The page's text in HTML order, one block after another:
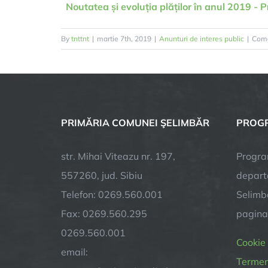
Noutatea și evoluția plăților în anul 2019 -
By tnttnt | martie 7th, 2019 | Anunturi de interes public |
PRIMĂRIA COMUNEI ŞELIMBĂR
str. Mihai Viteazu nr. 197,
557260, jud. Sibiu
Telefon: 0269.560.001
Fax: 0269.560.295
0269.560.001
email:
pagina
Cookie